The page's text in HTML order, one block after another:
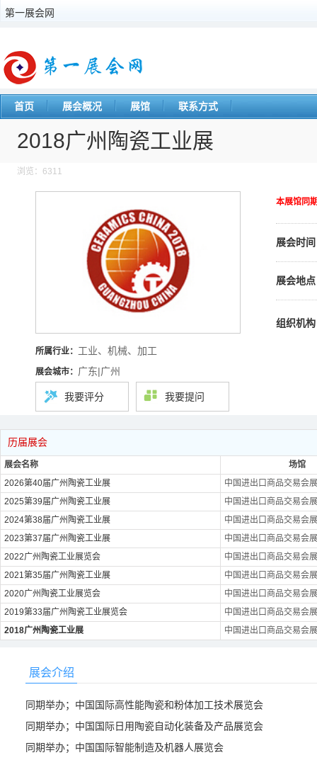
第一展会网
首页 展会概况 展馆 联系方式
2018广州陶瓷工业展
浏览：6311
本展馆同
展会时
展会地
组织机构
所属行业： 工业、机械、加工
展会城市： 广东|广州
我要评分 我要提问
历届展会
展会名称
场馆
2026第40届广州陶瓷工业展
中国进出口商品交易会
2025第39届广州陶瓷工业展
中国进出口商品交易会
2024第38届广州陶瓷工业展
中国进出口商品交易会
2023第37届广州陶瓷工业展
中国进出口商品交易会
2022广州陶瓷工业展览会
中国进出口商品交易会
2021第35届广州陶瓷工业展
中国进出口商品交易会
2020广州陶瓷工业展览会
中国进出口商品交易会
2019第33届广州陶瓷工业展览会
中国进出口商品交易会
2018广州陶瓷工业展
中国进出口商品交易会
展会介绍
同期举办；中国国际高性能陶瓷和粉体加工技术展览会
同期举办；中国国际日用陶瓷自动化装备及产品展览会
同期举办；中国国际智能制造及机器人展览会